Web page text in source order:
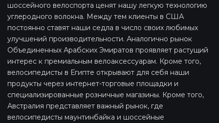
шоссейного велоспорта ценят нашу легкую технологию
углеродного волокна. Между тем клиенты в США
постоянно ставят наши седла в число своих любимых
улучшений производительности. Аналогично рынок
Объединенных Арабских Эмиратов проявляет растущий
интерес к премиальным велоаксессуарам. Кроме того,
велосипедисты в Египте открывают для себя наши
продукты через интернет-торговые площадки и
специализированные розничные магазины. Кроме того,
Австралия представляет важный рынок, где
велосипедисты маунтинбайка и шоссейные